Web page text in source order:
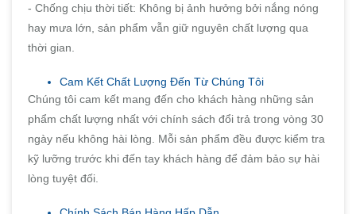
- Chống chịu thời tiết: Không bị ảnh hưởng bởi nắng nóng
hay mưa lớn, sản phẩm vẫn giữ nguyên chất lượng qua
thời gian.
Cam Kết Chất Lượng Đến Từ Chúng Tôi
Chúng tôi cam kết mang đến cho khách hàng những sản
phẩm chất lượng nhất với chính sách đổi trả trong vòng 30
ngày nếu không hài lòng. Mỗi sản phẩm đều được kiểm tra
kỹ lưỡng trước khi đến tay khách hàng để đảm bảo sự hài
lòng tuyệt đối.